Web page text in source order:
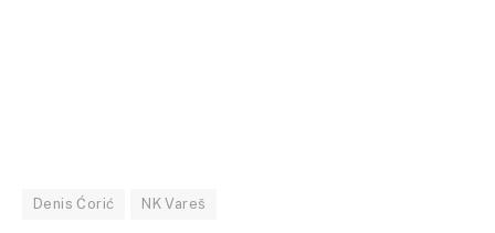
Denis Ćorić NK Vareš